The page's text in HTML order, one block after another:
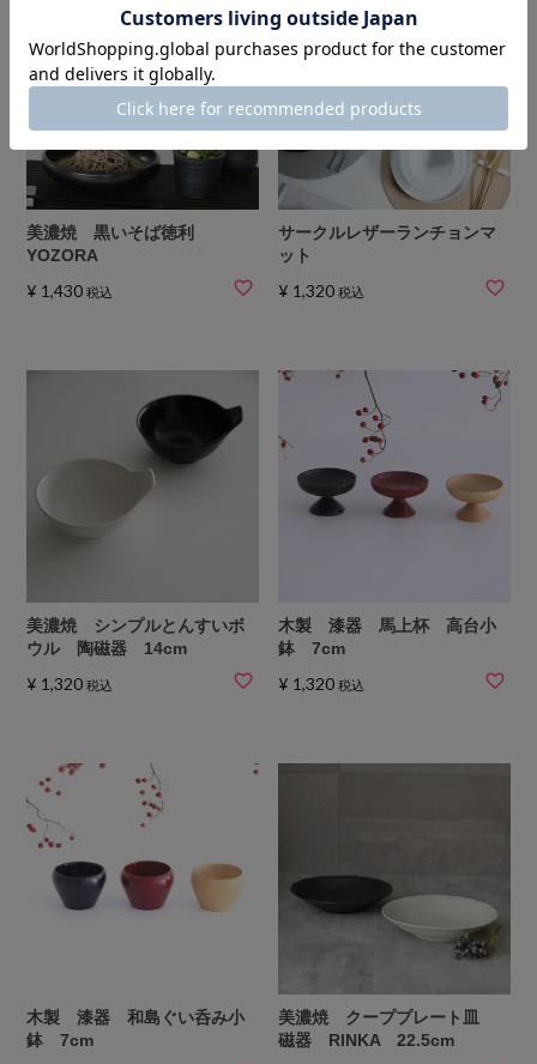
美濃焼 黒いそば徳利
YOZORA
¥ 1,430 税込
サークルレザーランチョンマ
ット
¥ 1,320 税込
美濃焼 シンプルとんすいボ
ウル 陶磁器 14cm
¥ 1,320 税込
木製 漆器 馬上杯 高台小
鉢 7cm
¥ 1,320 税込
木製 漆器 和島ぐい呑み小
鉢 7cm
美濃焼 クーププレート皿
磁器 RINKA 22.5cm